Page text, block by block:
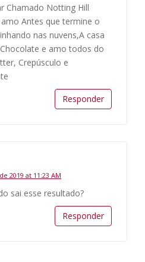
Chamado Notting Hill
Antes que termine o
nas nuvens,A casa
e amo todos do
Crepúsculo e
Responder
2019 at 11:23 AM
sai esse resultado?
Responder